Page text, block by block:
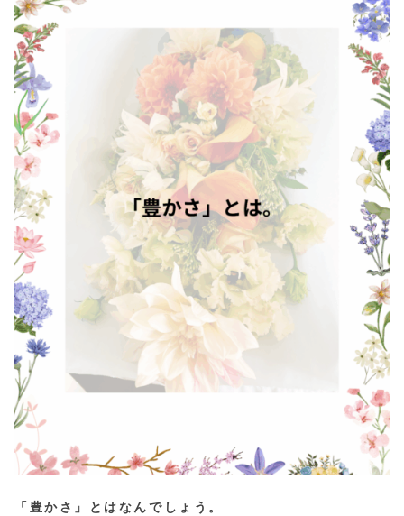
「豊かさ」とはなんでしょう。